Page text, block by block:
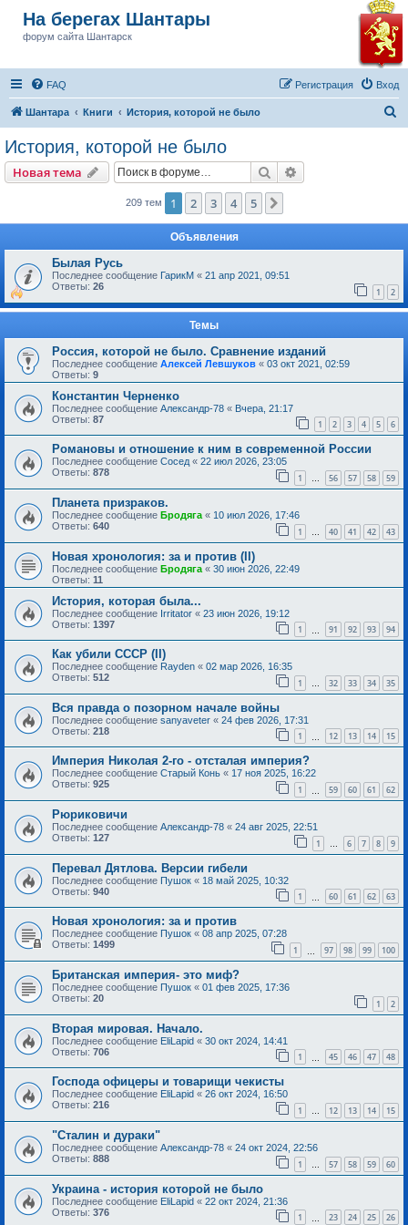
На берегах Шантары
форум сайта Шантарск
FAQ Вход
Регистрация
Шантара Книги История, которой не было
История, которой не было
Новая тема Поиск
209 тем 1 2 3 4 5
Объявления
Былая Русь
Последнее сообщение ГарикМ « 21 апр 2021, 09:51
Ответы: 26 1 2
Темы
Россия, которой не было. Сравнение изданий
Последнее сообщение Алексей Левшуков « 03 окт 2021, 02:59
Ответы: 9
Константин Черненко
Последнее сообщение Александр-78 « Вчера, 21:17
Ответы: 87 1 2 3 4 5 6
Романовы и отношение к ним в современной России
Последнее сообщение Сосед « 22 июл 2026, 23:05
Ответы: 878 1 … 56 57 58 59
Планета призраков.
Последнее сообщение Бродяга « 10 июл 2026, 17:46
Ответы: 640 1 … 40 41 42 43
Новая хронология: за и против (II)
Последнее сообщение Бродяга « 30 июн 2026, 22:49
Ответы: 11
История, которая была...
Последнее сообщение Irritator « 23 июн 2026, 19:12
Ответы: 1397 1 91 92 93 94
Как убили СССР (II)
Последнее сообщение Rayden « 02 мар 2026, 16:35
Ответы: 512 1 … 32 33 34 35
Вся правда о позорном начале войны
Последнее сообщение sanyaveter « 24 фев 2026, 17:31
Ответы: 218 1 12 13 14 15
Империя Николая 2-го - отсталая империя?
Последнее сообщение Старый Конь « 17 ноя 2025, 16:22
Ответы: 925 1 59 60 61 62
Рюриковичи
Последнее сообщение Александр-78 « 24 авг 2025, 22:51
Ответы: 127 1 … 6 7 8 9
Перевал Дятлова. Версии гибели
Последнее сообщение Пушок « 18 май 2025, 10:32
Ответы: 940 1 60 61 62 63
Новая хронология: за и против
Последнее сообщение Пушок « 08 апр 2025, 07:28
Ответы: 1499 1 97 98 99 100
Британская империя- это миф?
Последнее сообщение Пушок « 01 фев 2025, 17:36
Ответы: 20 1 2
Вторая мировая. Начало.
Последнее сообщение EliLapid « 30 окт 2024, 14:41
Ответы: 706 1 45 46 47 48
Господа офицеры и товарищи чекисты
Последнее сообщение EliLapid « 26 окт 2024, 16:50
Ответы: 216 1 … 12 13 14 15
"Сталин и дураки"
Последнее сообщение Александр-78 « 24 окт 2024, 22:56
Ответы: 888 1 … 57 58 59 60
Украина - история которой не было
Последнее сообщение EliLapid « 22 окт 2024, 21:36
Ответы: 376 1 23 24 25 26